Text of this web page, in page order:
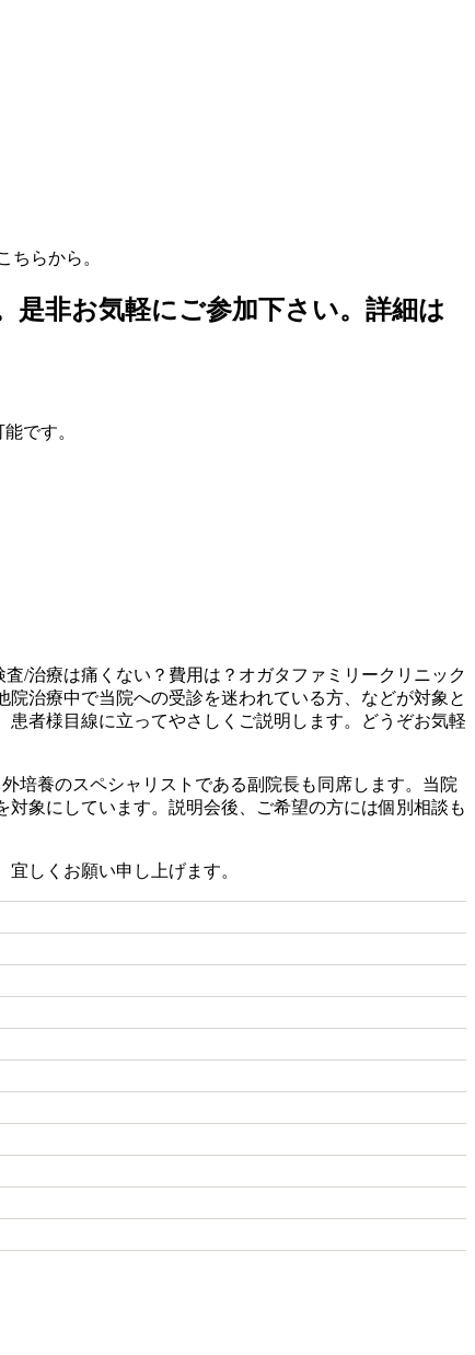
ちらから。
是非お気軽にご参加下さい。詳細は
です。
/治療は痛くない？費用は？オガタファミリークリニック
治療中で当院への受診を迷われている方、などが対象と
者様目線に立ってやさしくご説明します。どうぞお気軽
培養のスペシャリストである副院長も同席します。当院
象にしています。説明会後、ご希望の方には個別相談も
しくお願い申し上げます。